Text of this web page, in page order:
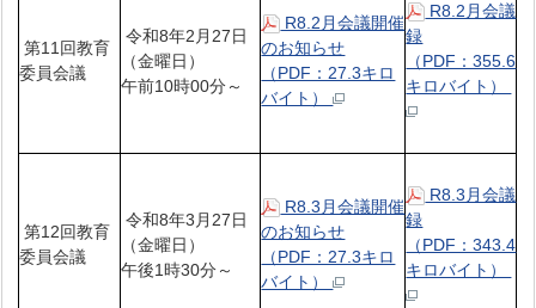
第11回教育
委員会議
令和8年2月27日
（金曜日）
午前10時00分～
R8.2月会議開催
のお知らせ
（PDF：27.3キロ
バイト）
R8.2月会議
録
（PDF：355.6
キロバイト）
第12回教育
委員会議
令和8年3月27日
（金曜日）
午後1時30分～
R8.3月会議開催
のお知らせ
（PDF：27.3キロ
バイト）
R8.3月会議
録
（PDF：343.4
キロバイト）